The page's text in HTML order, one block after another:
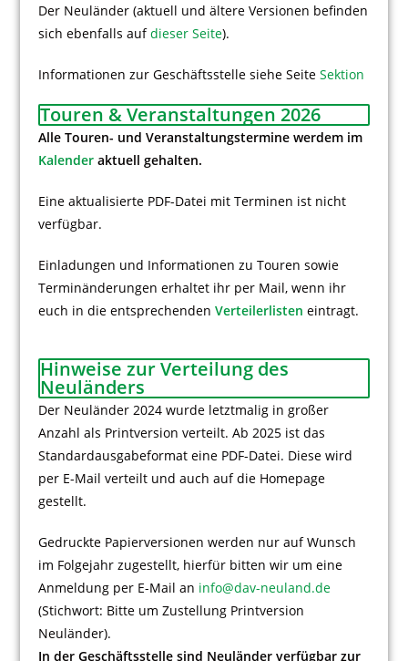
Der Neuländer (aktuell und ältere Versionen befinden
sich ebenfalls aufdieser Seite).
Informationen zur Geschäftsstelle siehe SeiteSektion
Touren & Veranstaltungen 2026
Alle Touren- und Veranstaltungstermine werdem im
Kalender aktuell gehalten.
Eine aktualisierte PDF-Datei mit Terminen ist nicht
verfügbar.
Einladungen und Informationen zu Touren sowie
Terminänderungen erhaltet ihr per Mail, wenn ihr
euch in die entsprechendenVerteilerlisten eintragt.
Hinweise zur Verteilung des
Neuländers
Der Neuländer 2024 wurde letztmalig in großer
Anzahl als Printversion verteilt. Ab 2025 ist das
Standardausgabeformat eine PDF-Datei. Diese wird
per E-Mail verteilt und auch auf die Homepage
gestellt.
Gedruckte Papierversionen werden nur auf Wunsch
im Folgejahr zugestellt, hierfür bitten wir um eine
Anmeldung per E-Mail an info@dav-neuland.de
(Stichwort: Bitte um Zustellung Printversion
Neuländer).
In der Geschäftsstelle sind Neuländer verfügbar zur